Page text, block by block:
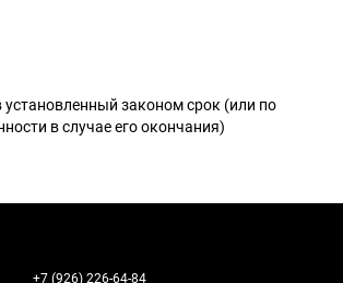
установленный законом срок (или по
в случае его окончания)
+7 (926) 226-64-84